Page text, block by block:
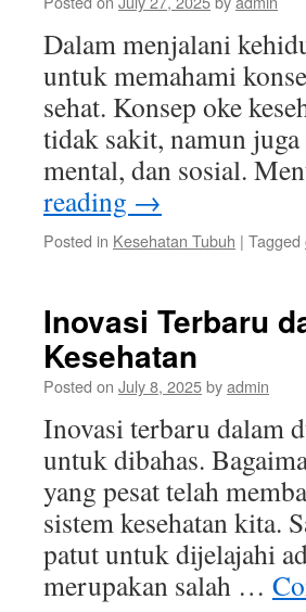
Dalam menjalani
untuk memahami
sehat. Konsep oke
tidak sakit, namun
mental, dan sosial.
reading →
Posted in Kesehatan Tubuh | Tagged
Inovasi Terbaru
Kesehatan
Posted on July 8, 2025byadmin
Inovasi terbaru dalam
untuk dibahas.
yang pesat telah
sistem kesehatan kita.
patut untuk dijelajahi
merupakan salah …